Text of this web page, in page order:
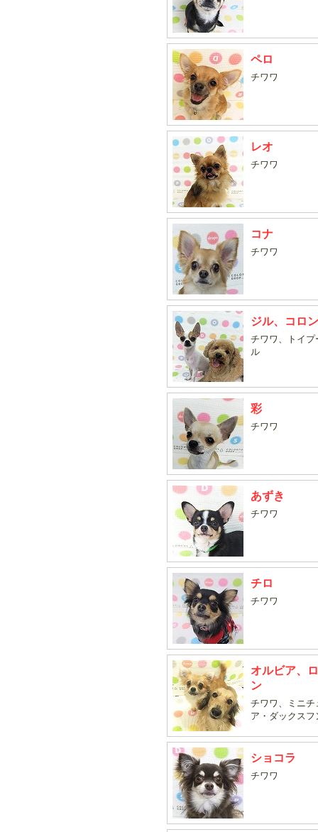
ペロ
チワワ
レオ
チワワ
コナ
チワワ
ジル、コロン
チワワ、トイプ
ル
彩
チワワ
あずき
チワワ
チロ
チワワ
オルビア、
ン
チワワ、ミニチ
ア・ダックスフ
ショコラ
チワワ